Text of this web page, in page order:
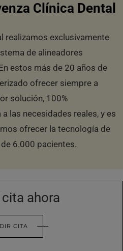
Clínica Dental
realizamos exclusivamente
de alineadores
estos más de 20 años de
ofrecer siempre a
solución, 100%
las necesidades reales, y es
ofrecer la tecnología de
6.000 pacientes.
ahora
CITA